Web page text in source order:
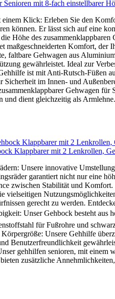
mit 8-fach einstellbarer
einem Klick: Erleben Sie den
können. Er lässt sich auf eine
Höhe des
maßgeschneiderten Komfort, der
faltbare Gehwagen aus
gewährleistet. Ideal zur
ist mit Anti-Rutsch-Füßen
Sicherheit im Innen- und
Gehwagen
und dient gleichzeitig als
Klappbarer mit 2 Lenkrollen,
Unsere innovative
garantiert nicht nur eine
zwischen Stabilität und Komfort.
vielseitigen
gerecht zu werden.
Unser Gehbock besteht
für Fußrohre und
Unsere Gehhilfe
Benutzerfreundlichkeit
gehhilfen senioren, mit einem
zusätzliche